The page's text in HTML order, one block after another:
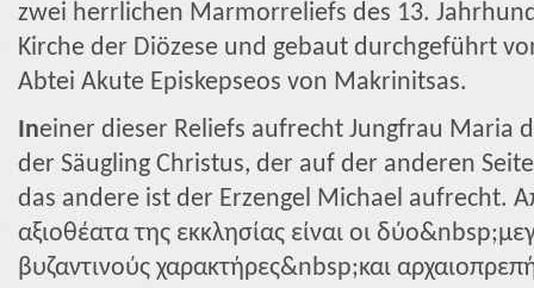
zwei herrlichen Marmorreliefs des 13.
Kirche der Diözese und gebaut durchgeführt
Abtei Akute Episkepseos von Makrinitsas.
Ineiner dieser Reliefs aufrecht Jungfrau Maria
der Säugling Christus, der auf der anderen
das andere ist der Erzengel Michael aufrecht.
αξιοθέατα της εκκλησίας είναι οι
βυζαντινούς χαρακτήρες&nbsp;και